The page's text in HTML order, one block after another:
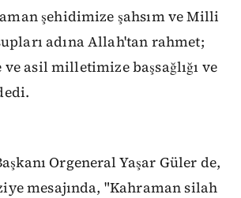
şehidimize şahsım ve Milli
adına Allah'tan rahmet;
asil milletimize başsağlığı ve
Orgeneral Yaşar Güler de,
mesajında, "Kahraman silah